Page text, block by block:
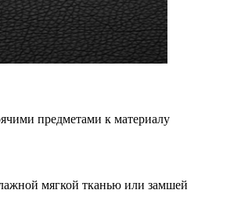
предметами к материалу
мягкой тканью или замшей